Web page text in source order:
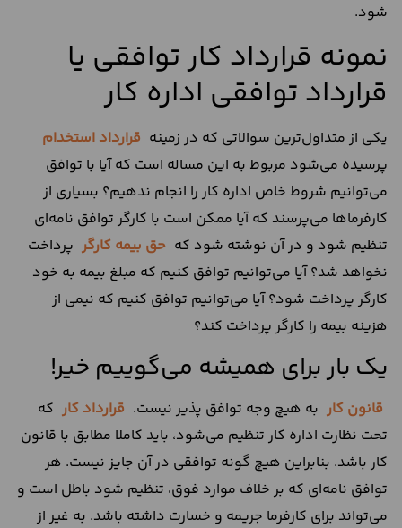
شود.
نمونه قرارداد کار توافقی یا
قرارداد توافقی اداره کار
یکی از متداول‌ترین سوالاتی که در زمینه قرارداد استخدام
پرسیده می‌شود مربوط به این مساله است که آیا با توافق
می‌توانیم شروط خاص اداره کار را انجام ندهیم؟ بسیاری از
کارفرماها می‌پرسند که آیا ممکن است با کارگر توافق نامه‌ای
تنظیم شود و در آن نوشته شود که حق بیمه کارگر پرداخت
نخواهد شد؟ آیا می‌توانیم توافق کنیم که مبلغ بیمه به خود
کارگر پرداخت شود؟ آیا می‌توانیم توافق کنیم که نیمی از
هزینه بیمه را کارگر پرداخت کند؟
یک بار برای همیشه می‌گوییم خیر!
قانون کار به هیچ وجه توافق پذیر نیست. قرارداد کار که
تحت نظارت اداره کار تنظیم می‌شود، باید کاملا مطابق با قانون
کار باشد. بنابراین هیچ گونه توافقی در آن جایز نیست. هر
توافق نامه‌ای که بر خلاف موارد فوق، تنظیم شود باطل است و
می‌تواند برای کارفرما جریمه و خسارت داشته باشد. به غیر از